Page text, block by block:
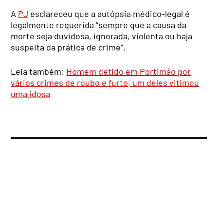
A PJ esclareceu que a autópsia médico-legal é
legalmente requerida “sempre que a causa da
morte seja duvidosa, ignorada, violenta ou haja
suspeita da prática de crime”.
Leia também: Homem detido em Portimão por
vários crimes de roubo e furto, um deles vitimou
uma idosa